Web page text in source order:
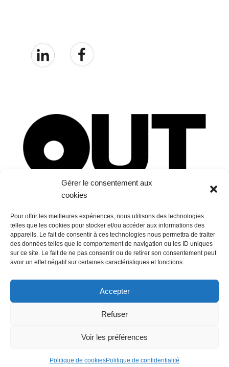
Gérer le consentement aux
cookies
Pour offrir les meilleures expériences, nous utilisons des technologies
telles que les cookies pour stocker et/ou accéder aux informations des
appareils. Le fait de consentir à ces technologies nous permettra de traiter
des données telles que le comportement de navigation ou les ID uniques
sur ce site. Le fait de ne pas consentir ou de retirer son consentement peut
avoir un effet négatif sur certaines caractéristiques et fonctions.
Accepter
Refuser
Voir les préférences
Politique de cookiesPolitique de confidentialité
OUTDOO FACTORY :79 avenue Daniel Hedde 17200 Royan -